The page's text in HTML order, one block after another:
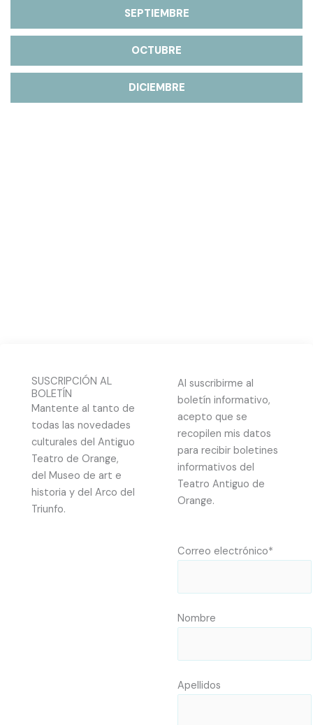
SEPTIEMBRE
OCTUBRE
DICIEMBRE
SUSCRIPCIÓN AL
BOLETÍN
Mantente al tanto de
todas las novedades
culturales del Antiguo
Teatro de Orange,
del Museo de art e
historia y del Arco del
Triunfo.
Al suscribirme al
boletín informativo,
acepto que se
recopilen mis datos
para recibir boletines
informativos del
Teatro Antiguo de
Orange.
Correo electrónico*
Nombre
Apellidos